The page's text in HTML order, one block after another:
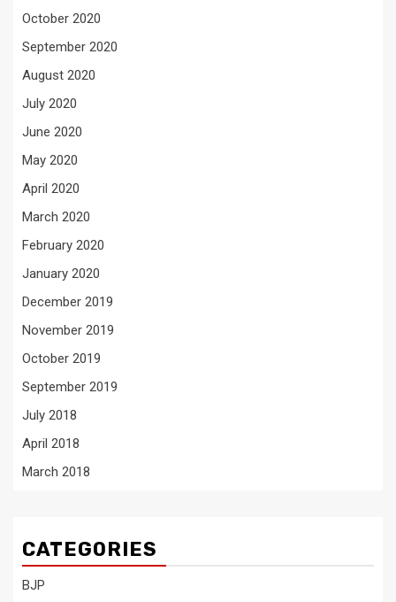
October 2020
September 2020
August 2020
July 2020
June 2020
May 2020
April 2020
March 2020
February 2020
January 2020
December 2019
November 2019
October 2019
September 2019
July 2018
April 2018
March 2018
CATEGORIES
BJP